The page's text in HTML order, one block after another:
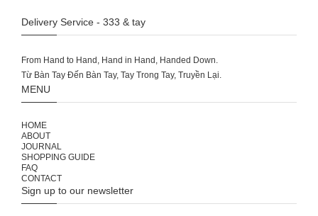
Delivery Service - 333 & tay
From Hand to Hand, Hand in Hand, Handed Down.
MENU
HOME
ABOUT
JOURNAL
SHOPPING GUIDE
FAQ
CONTACT
Sign up to our newsletter